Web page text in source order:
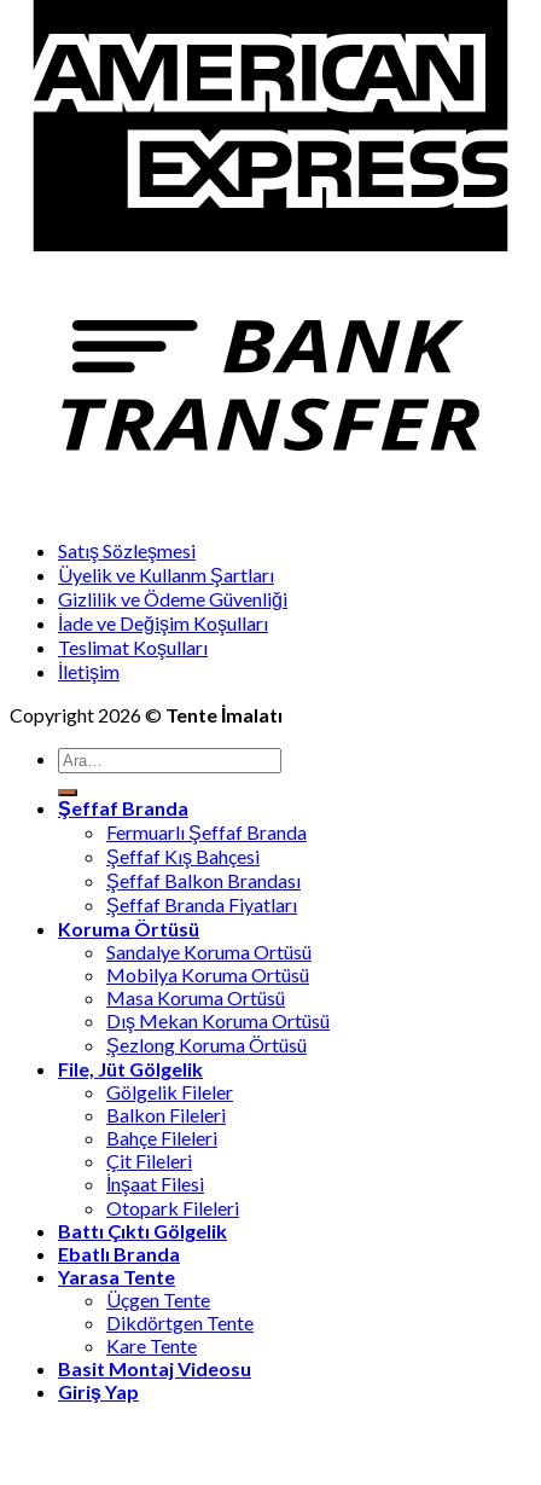
Satış Sözleşmesi
Üyelik ve Kullanm Şartları
Gizlilik ve Ödeme Güvenliği
İade ve Değişim Koşulları
Teslimat Koşulları
İletişim
Copyright 2026 © Tente İmalatı
Ara:
Şeffaf Branda
Fermuarlı Şeffaf Branda
Şeffaf Kış Bahçesi
Şeffaf Balkon Brandası
Şeffaf Branda Fiyatları
Koruma Örtüsü
Sandalye Koruma Ortüsü
Mobilya Koruma Ortüsü
Masa Koruma Ortüsü
Dış Mekan Koruma Ortüsü
Şezlong Koruma Örtüsü
File, Jüt Gölgelik
Gölgelik Fileler
Balkon Fileleri
Bahçe Fileleri
Çit Fileleri
İnşaat Filesi
Otopark Fileleri
Battı Çıktı Gölgelik
Ebatlı Branda
Yarasa Tente
Üçgen Tente
Dikdörtgen Tente
Kare Tente
Basit Montaj Videosu
Giriş Yap